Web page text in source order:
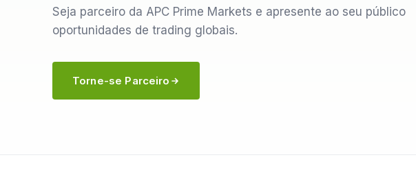
Seja parceiro da APC Prime Markets e apresente ao seu público
oportunidades de trading globais.
Torne-se Parceiro